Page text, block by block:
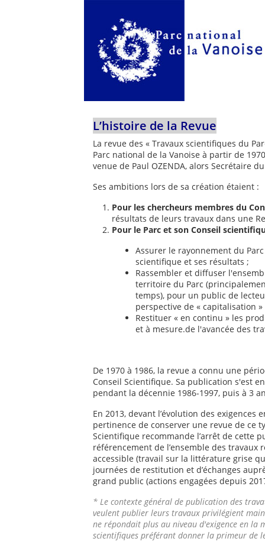
L’histoire de la Revue
La revue des « Travaux scientifiques du
Parc national de la Vanoise à partir de
venue de Paul OZENDA, alors Secrétaire
Ses ambitions lors de sa création étaient :
Pour les chercheurs membres du
résultats de leurs travaux dans une
Pour le Parc et son Conseil
Assurer le rayonnement du
scientifique et ses résultats ;
Rassembler et diffuser
territoire du Parc
temps), pour un public de
perspective de « capitalisation
Restituer « en continu » les
et à mesure.de l'avancée des
De 1970 à 1986, la revue a connu une
Conseil Scientifique. Sa publication s'est
pendant la décennie 1986-1997, puis à 3
En 2013, devant l’évolution des
pertinence de conserver une revue de ce
Scientifique recommande l’arrêt de cette
référencement de l’ensemble des
accessible (travail sur la littérature grise
journées de restitution et d’échanges
grand public (actions engagées depuis
* Le contexte général de publication des
veulent publier leurs travaux privilégient
ne répondait plus au niveau d'exigence en
scientifiques préférant donner la primeur de